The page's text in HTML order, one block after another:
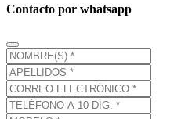
Contacto por whatsapp